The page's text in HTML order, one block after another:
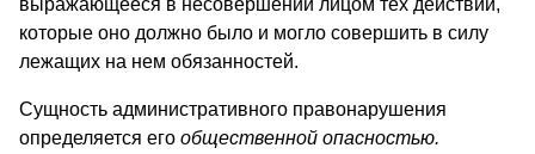
которые оно должно было и могло совершить в силу
лежащих на нем обязанностей.
Сущность административного правонарушения
определяется его общественной опасностью.